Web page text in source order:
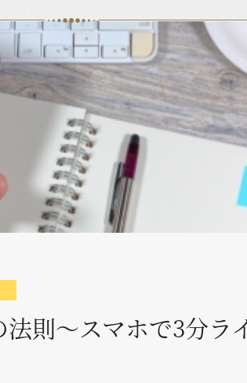
則～スマホで3分ラ